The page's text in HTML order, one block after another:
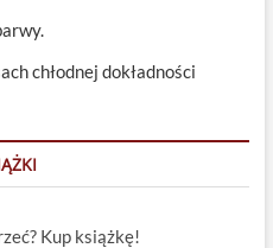
chłodnej dokładności
Kup książkę!